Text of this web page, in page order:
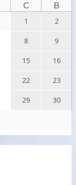
С
В
1
2
8 9
15 16
22 23
29 30